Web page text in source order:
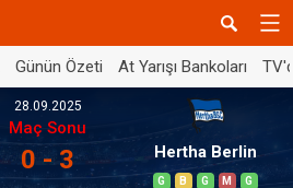
Günün Özeti At Yarışı Bankoları
28.09.2025
Maç Sonu
0 - 3 Hertha Berlin
G B G M G